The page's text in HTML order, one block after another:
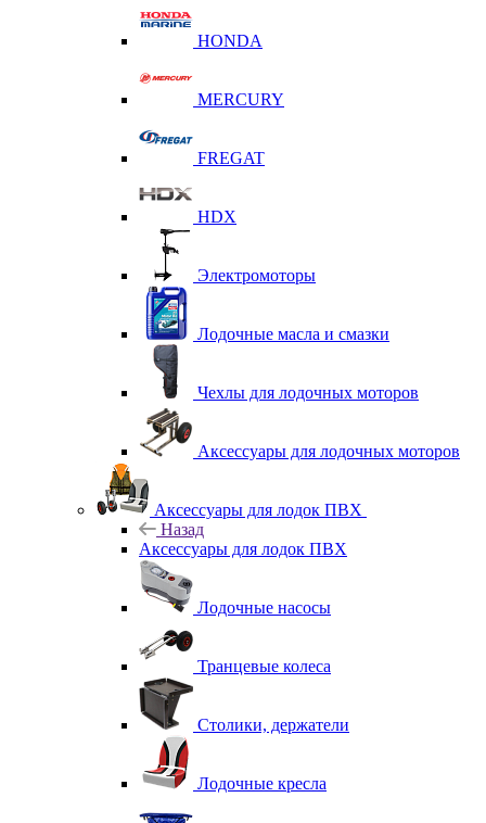
HONDA
MERCURY
FREGAT
HDX
Электромоторы
Лодочные масла и смазки
Чехлы для лодочных моторов
Аксессуары для лодочных моторов
Аксессуары для лодок ПВХ
Назад
Аксессуары для лодок ПВХ
Лодочные насосы
Транцевые колеса
Столики, держатели
Лодочные кресла